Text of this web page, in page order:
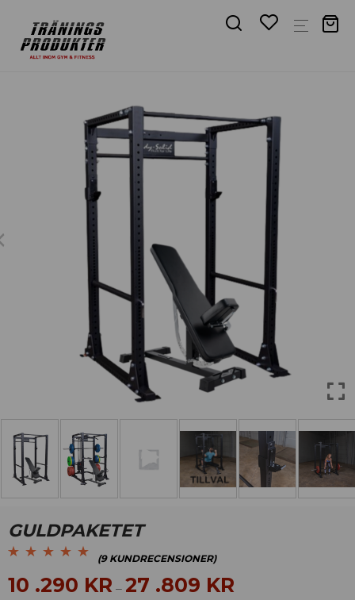
GULDPAKETET
5 baserat på
(9KUNDRECENSIONER)
10 .290 KR – 27 .809 KR